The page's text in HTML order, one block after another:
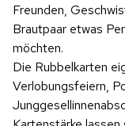
Freunden,
Brautpaar etwas
möchten.
Die Rubbelkarten
Verlobungsfeiern,